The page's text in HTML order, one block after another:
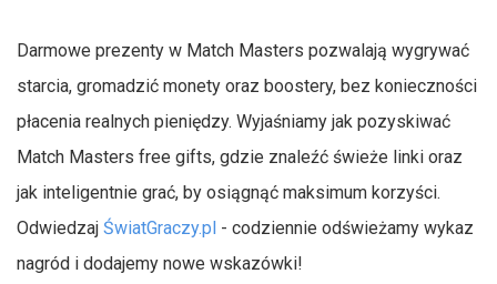
Darmowe prezenty w Match Masters pozwalają wygrywać
starcia, gromadzić monety oraz boostery, bez konieczności
płacenia realnych pieniędzy. Wyjaśniamy jak pozyskiwać
Match Masters free gifts, gdzie znaleźć świeże linki oraz
jak inteligentnie grać, by osiągnąć maksimum korzyści.
Odwiedzaj ŚwiatGraczy.pl - codziennie odświeżamy wykaz
nagród i dodajemy nowe wskazówki!